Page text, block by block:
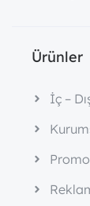
Ürünler
İç –